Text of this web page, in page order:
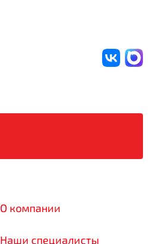
О компании
Наши специалисты